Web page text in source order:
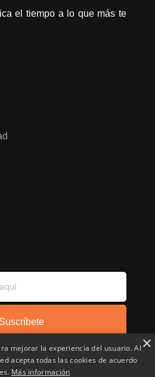
el tiempo a lo que más te
Suscríbete
×
mejorar la experiencia del usuario. Al
acepta todas las cookies de acuerdo
Más información